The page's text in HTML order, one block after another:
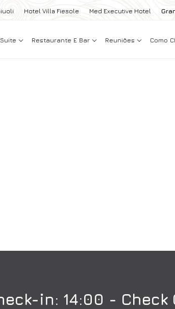
Hotel Villa Fiesole Med Executive Hotel
Suite Restaurante E Bar Reuniões Como
in: 14:00 - Check